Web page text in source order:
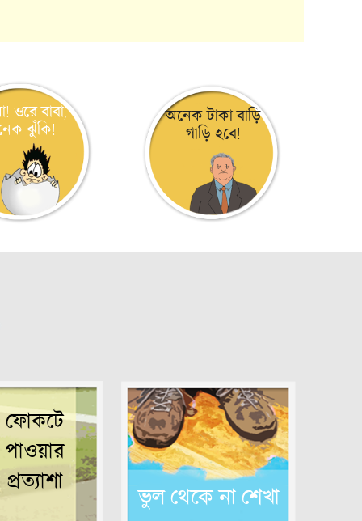
ওরে বাবা,
ঝুঁকি!
অনেক টাকা বাড়ি
গাড়ি হবে!
ফোকটে
পাওয়ার
প্রত্যাশা
ভুল থেকে না শেখা